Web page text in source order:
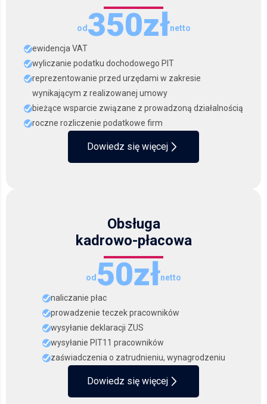
od350złnetto
ewidencja VAT
wyliczanie podatku dochodowego PIT
reprezentowanie przed urzędami w zakresie
wynikającym z realizowanej umowy
bieżące wsparcie związane z prowadzoną działalnością
roczne rozliczenie podatkowe firm
Dowiedz się więcej
Obsługa
kadrowo-płacowa
od50złnetto
naliczanie płac
prowadzenie teczek pracowników
wysyłanie deklaracji ZUS
wysyłanie PIT11 pracowników
zaświadczenia o zatrudnieniu, wynagrodzeniu
Dowiedz się więcej